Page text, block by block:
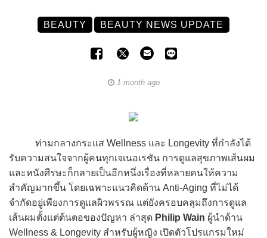
BEAUTY BEAUTY NEWS UPDATE
1 month ago
ท่ามกลางกระแส Wellness และ Longevity ที่กำลังได้
รับความสนใจจากผู้คนทุกเจเนอเรชัน การดูแลสุขภาพเส้นผม
และหนังศีรษะก็กลายเป็นอีกหนึ่งเรื่องที่หลายคนให้ความ
สำคัญมากขึ้น โดยเฉพาะแนวคิดด้าน Anti-Aging ที่ไม่ได้
จำกัดอยู่เพียงการดูแลผิวพรรณ แต่ยังครอบคลุมถึงการดูแล
เส้นผมตั้งแต่ต้นตอของปัญหา ล่าสุด Philip Wain ผู้นำด้าน
Wellness & Longevity สำหรับผู้หญิง เปิดตัวโปรแกรมใหม่